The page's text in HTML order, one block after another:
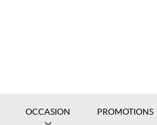
OCCASION PROMOTIONS